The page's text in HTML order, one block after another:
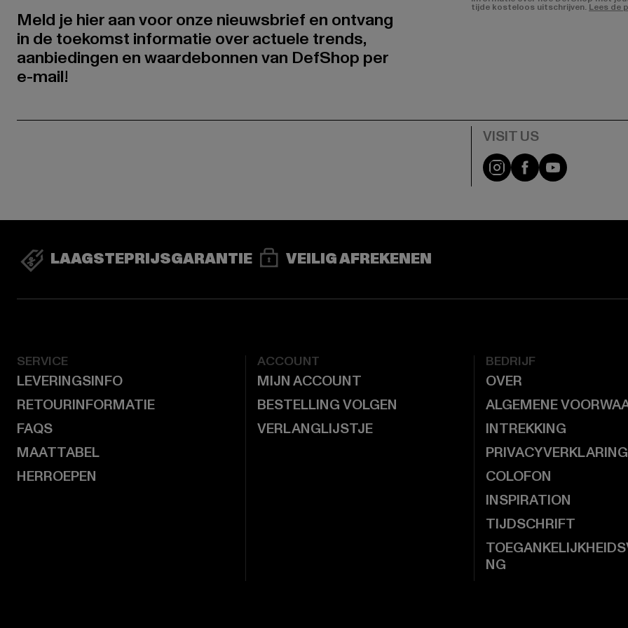
Meld je hier aan voor onze nieuwsbrief en ontvang
in de toekomst informatie over actuele trends,
aanbiedingen en waardebonnen van DefShop per
e-mail!
tijde kosteloos uitschrijven. Lees de
Visit our Instagram
Visit ourVisit our
LAAGSTEPRIJSGARANTIE VEILIG AFREKENEN
SERVICE
LEVERINGSINFO
RETOURINFORMATIE
FAQS
MAATTABEL
HERROEPEN
ACCOUNT
MIJN ACCOUNT
BESTELLING VOLGEN
VERLANGLIJSTJE
BEDRIJF
OVER
ALGEMENE
INTREKKING
PRIVACYVERKLARING
COLOFON
INSPIRATION
TIJDSCHRIFT
NG